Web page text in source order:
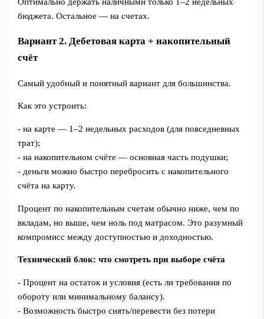
бюджета. Остальное — на счетах.
Вариант 2. Дебетовая карта + накопительный
счёт
Самый удобный и понятный вариант для большинства.
Как это устроить:
- на карте — 1–2 недельных расходов (для повседневных
трат);
- на накопительном счёте — основная часть подушки;
- деньги можно быстро перебросить с накопительного
счёта на карту.
Процент по накопительным счетам обычно ниже, чем по
вкладам, но выше, чем ноль под матрасом. Это разумный
компромисс между доступностью и доходностью.
Технический блок: что смотреть при выборе счёта
- Процент на остаток и условия (есть ли требования по
обороту или минимальному балансу).
- Возможность быстро снять/перевести без потери